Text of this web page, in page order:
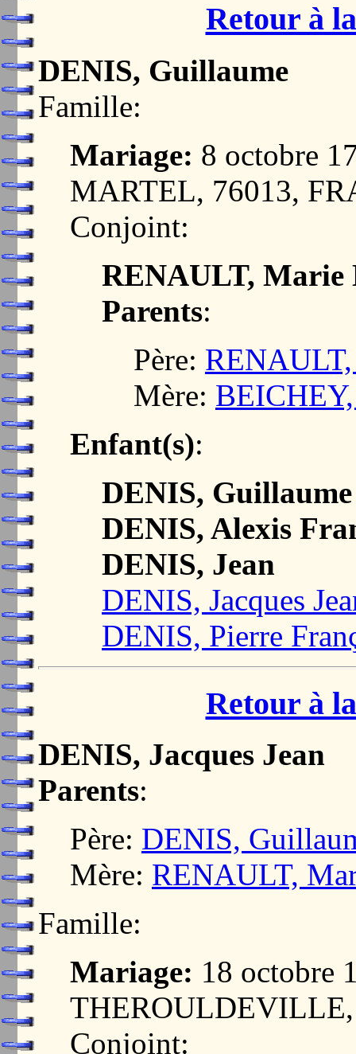
Retour à
DENIS, Guillaume
Famille:
Mariage: 8 octobre
MARTEL, 76013,
Conjoint:
RENAULT, Marie
Parents:
Père: RENAULT,
Mère:
Enfant(s):
DENIS,
DENIS, Alexis
DENIS, Jean
DENIS, Jacques
DENIS, Pierre
Retour à
DENIS, Jacques Jean
Parents:
Père: DENIS,
Mère: RENAULT,
Famille:
Mariage: 18 octobre
Conjoint: